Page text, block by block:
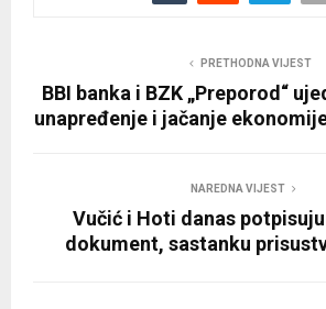
PRETHODNA VIJEST
BBI banka i BZK „Preporod“
unapređenje i jačanje
NAREDNA VIJEST
Vučić i Hoti danas
dokument, sastanku